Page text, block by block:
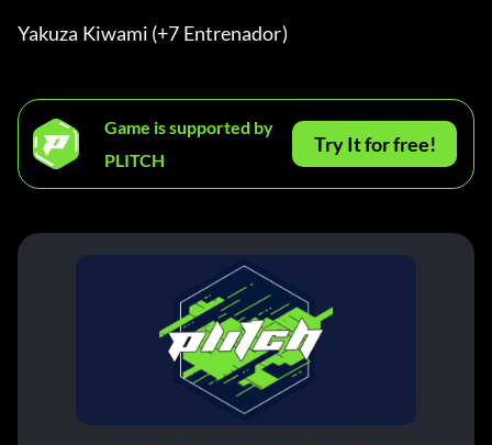
Yakuza Kiwami (+7 Entrenador)
Game is supported by
PLITCH
Try It for free!